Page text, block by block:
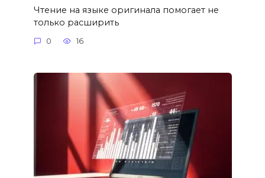
Чтение на языке оригинала помогает не
только расширить
0 16